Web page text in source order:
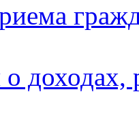
доходах,